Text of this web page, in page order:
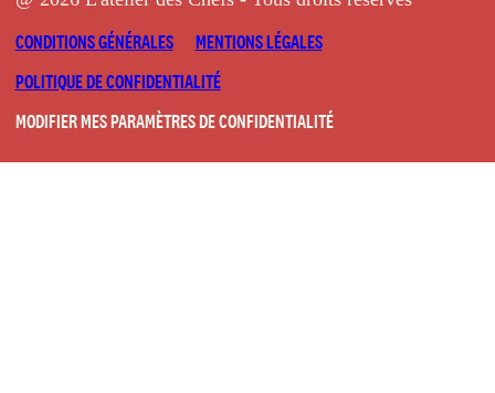
CONDITIONS GÉNÉRALES
MENTIONS LÉGALES
POLITIQUE DE CONFIDENTIALITÉ
MODIFIER MES PARAMÈTRES DE CONFIDENTIALITÉ